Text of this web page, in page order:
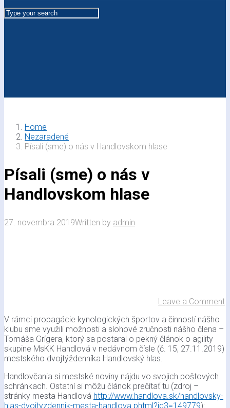
Home
Nezaradené
Písali (sme) o nás v Handlovskom hlase
Písali (sme) o nás v
Handlovskom hlase
27. novembra 2019Written by admin
Leave a Comment
V rámci propagácie kynologických športov a činností nášho
klubu sme využili možnosti a slohové zručnosti nášho člena –
Tomáša Grígera, ktorý sa postaral o pekný článok o agility
skupine MsKK Handlová v nedávnom čísle (č. 15, 27.11.2019)
mestského dvojtýždenníka Handlovský hlas.
Handlovčania si mestské noviny nájdu vo svojich poštových
schránkach. Ostatní si môžu článok prečítať tu (zdroj –
stránky mesta Handlová http://www.handlova.sk/handlovsky-
hlas-dvojtyzdennik-mesta-handlova.phtml?id3=149779):